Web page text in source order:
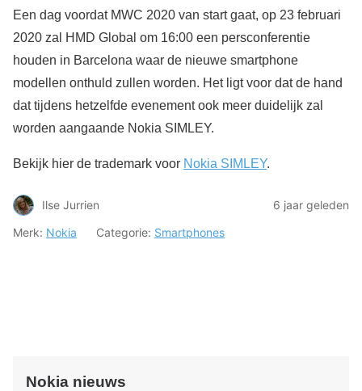
Een dag voordat MWC 2020 van start gaat, op 23 februari
2020 zal HMD Global om 16:00 een persconferentie
houden in Barcelona waar de nieuwe smartphone
modellen onthuld zullen worden. Het ligt voor dat de hand
dat tijdens hetzelfde evenement ook meer duidelijk zal
worden aangaande Nokia SIMLEY.
Bekijk hier de trademark voor Nokia SIMLEY.
Ilse Jurrien
6 jaar geleden
Merk: Nokia Categorie: Smartphones
Nokia nieuws